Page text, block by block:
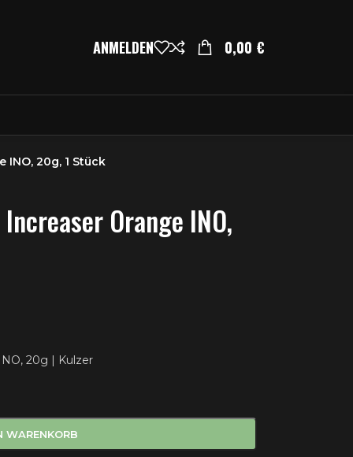
ANMELDEN 0,00 €
INO, 20g, 1 Stück
Orange INO,
20g | Kulzer
WARENKORB